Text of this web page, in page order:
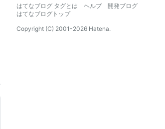
はてなブログ タグとは
ヘルプ
開発ブログ
はてなブログトップ
Copyright (C) 2001-2026 Hatena.